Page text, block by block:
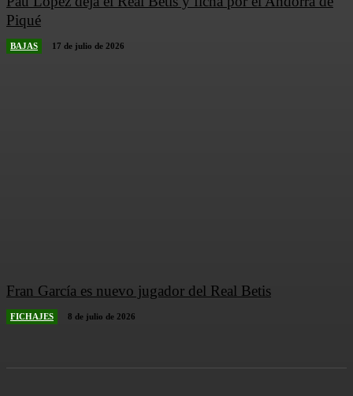
Piqué
BAJAS 17 de julio de 2026
Fran García es nuevo jugador del Real Betis
FICHAJES 8 de julio de 2026